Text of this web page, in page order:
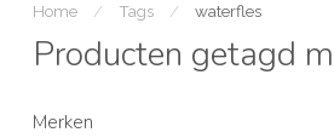
Home / Tags / waterfles
Producten getagd
Merken